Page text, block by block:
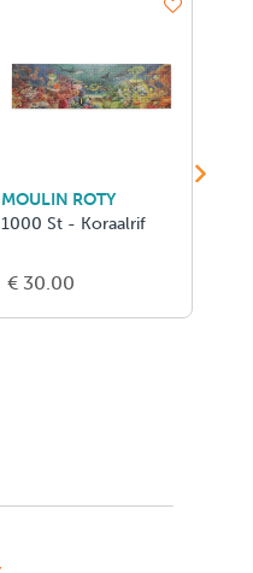
MOULIN ROTY
1000 St - Koraalrif
€ 30.00